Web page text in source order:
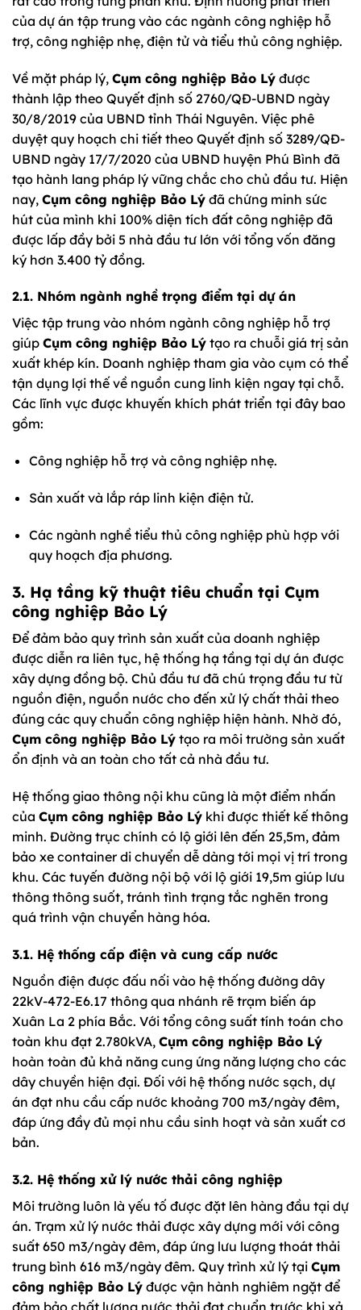
của dự án tập trung vào các ngành công nghiệp hỗ
trợ, công nghiệp nhẹ, điện tử và tiểu thủ công nghiệp.
Về mặt pháp lý, Cụm công nghiệp Bảo Lý được
thành lập theo Quyết định số 2760/QĐ-UBND ngày
30/8/2019 của UBND tỉnh Thái Nguyên. Việc phê
duyệt quy hoạch chi tiết theo Quyết định số 3289/QĐ-
UBND ngày 17/7/2020 của UBND huyện Phú Bình đã
tạo hành lang pháp lý vững chắc cho chủ đầu tư. Hiện
nay, Cụm công nghiệp Bảo Lý đã chứng minh sức
hút của mình khi 100% diện tích đất công nghiệp đã
được lấp đầy bởi 5 nhà đầu tư lớn với tổng vốn đăng
ký hơn 3.400 tỷ đồng.
2.1. Nhóm ngành nghề trọng điểm tại dự án
Việc tập trung vào nhóm ngành công nghiệp hỗ trợ
giúp Cụm công nghiệp Bảo Lý tạo ra chuỗi giá trị sản
xuất khép kín. Doanh nghiệp tham gia vào cụm có thể
tận dụng lợi thế về nguồn cung linh kiện ngay tại chỗ.
Các lĩnh vực được khuyến khích phát triển tại đây bao
gồm:
Công nghiệp hỗ trợ và công nghiệp nhẹ.
Sản xuất và lắp ráp linh kiện điện tử.
Các ngành nghề tiểu thủ công nghiệp phù hợp với
quy hoạch địa phương.
3. Hạ tầng kỹ thuật tiêu chuẩn tại Cụm
công nghiệp Bảo Lý
Để đảm bảo quy trình sản xuất của doanh nghiệp
được diễn ra liên tục, hệ thống hạ tầng tại dự án được
xây dựng đồng bộ. Chủ đầu tư đã chú trọng đầu tư từ
nguồn điện, nguồn nước cho đến xử lý chất thải theo
đúng các quy chuẩn công nghiệp hiện hành. Nhờ đó,
Cụm công nghiệp Bảo Lý tạo ra môi trường sản xuất
ổn định và an toàn cho tất cả nhà đầu tư.
Hệ thống giao thông nội khu cũng là một điểm nhấn
của Cụm công nghiệp Bảo Lý khi được thiết kế thông
minh. Đường trục chính có lộ giới lên đến 25,5m, đảm
bảo xe container di chuyển dễ dàng tới mọi vị trí trong
khu. Các tuyến đường nội bộ với lộ giới 19,5m giúp lưu
thông thông suốt, tránh tình trạng tắc nghẽn trong
quá trình vận chuyển hàng hóa.
3.1. Hệ thống cấp điện và cung cấp nước
Nguồn điện được đấu nối vào hệ thống đường dây
22kV-472-E6.17 thông qua nhánh rẽ trạm biến áp
Xuân La 2 phía Bắc. Với tổng công suất tính toán cho
toàn khu đạt 2.780kVA, Cụm công nghiệp Bảo Lý
hoàn toàn đủ khả năng cung ứng năng lượng cho các
dây chuyền hiện đại. Đối với hệ thống nước sạch, dự
án đạt nhu cầu cấp nước khoảng 700 m3/ngày đêm,
đáp ứng đầy đủ mọi nhu cầu sinh hoạt và sản xuất cơ
bản.
3.2. Hệ thống xử lý nước thải công nghiệp
Môi trường luôn là yếu tố được đặt lên hàng đầu tại dự
án. Trạm xử lý nước thải được xây dựng mới với công
suất 650 m3/ngày đêm, đáp ứng lưu lượng thoát thải
trung bình 616 m3/ngày đêm. Quy trình xử lý tại Cụm
công nghiệp Bảo Lý được vận hành nghiêm ngặt để
đảm bảo chất lượng nước thải đạt chuẩn trước khi xả